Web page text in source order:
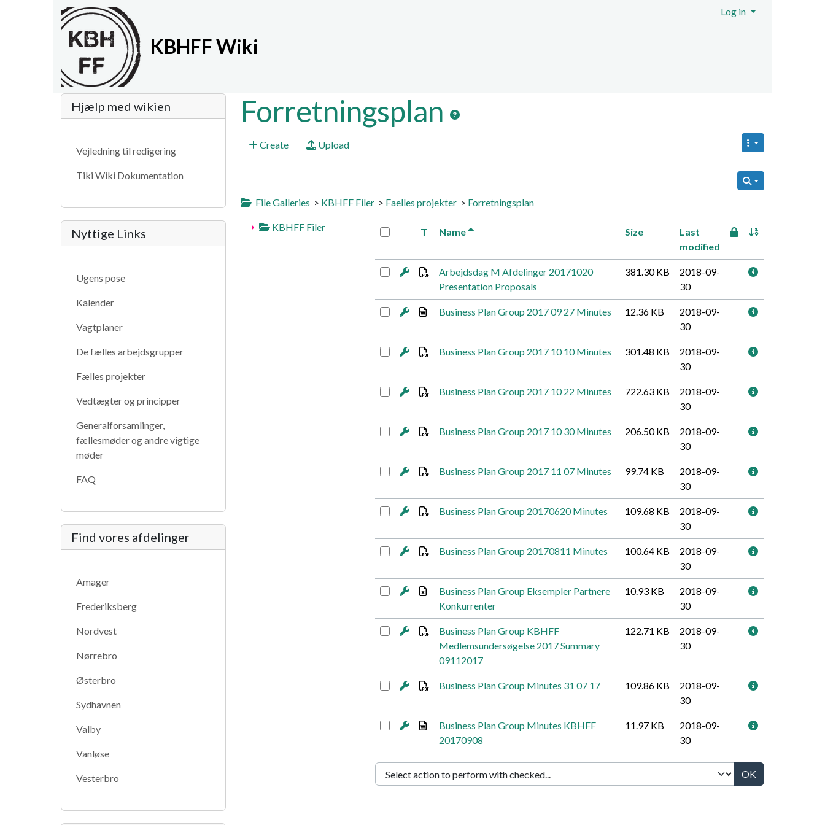
Site identity, navigation, etc.
KBHFF Wiki
Log in
Navigation and related functionality and content
Forretningsplan
Create Upload
File Galleries > KBHFF Filer> Faelles projekter> Forretningsplan
KBHFF Filer T Name Size
Last
modified
Arbejdsdag M Afdelinger 20171020
Presentation Proposals
381.30 KB
2018-09-
30
Business Plan Group 2017 09 27 Minutes 12.36 KB
2018-09-
30
Business Plan Group 2017 10 10 Minutes 301.48 KB
2018-09-
30
Business Plan Group 2017 10 22 Minutes 722.63 KB
2018-09-
30
Business Plan Group 2017 10 30 Minutes 206.50 KB
2018-09-
30
Business Plan Group 2017 11 07 Minutes 99.74 KB
2018-09-
30
Business Plan Group 20170620 Minutes 109.68 KB
2018-09-
30
Business Plan Group 20170811 Minutes 100.64 KB
2018-09-
30
Business Plan Group Eksempler Partnere
Konkurrenter
10.93 KB
2018-09-
30
Business Plan Group KBHFF
Medlemsundersøgelse 2017 Summary
09112017
122.71 KB
2018-09-
30
Business Plan Group Minutes 31 07 17 109.86 KB
2018-09-
30
Business Plan Group Minutes KBHFF
20170908
11.97 KB
2018-09-
30
OK
More content and functionality (left side)
Hjælp med wikien
Vejledning til redigering
Tiki Wiki Dokumentation
Nyttige Links
Ugens pose
Kalender
Vagtplaner
De fælles arbejdsgrupper
Fælles projekter
Vedtægter og principper
Generalforsamlinger,
fællesmøder og andre vigtige
møder
FAQ
Find vores afdelinger
Amager
Frederiksberg
Nordvest
Nørrebro
Østerbro
Sydhavnen
Valby
Vanløse
Vesterbro